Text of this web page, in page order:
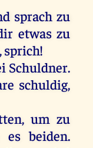
sprach zu
etwas zu
sprich!
Schuldner.
schuldig,
,um zu
es beiden.